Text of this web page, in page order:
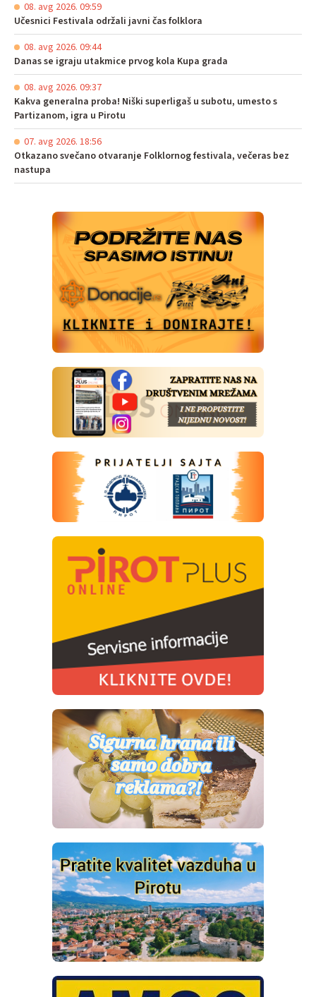
08. avg 2026. 09:59
Učesnici Festivala održali javni čas folklora
08. avg 2026. 09:44
Danas se igraju utakmice prvog kola Kupa grada
08. avg 2026. 09:37
Kakva generalna proba! Niški superligaš u subotu, umesto s
Partizanom, igra u Pirotu
07. avg 2026. 18:56
Otkazano svečano otvaranje Folklornog festivala, večeras bez
nastupa